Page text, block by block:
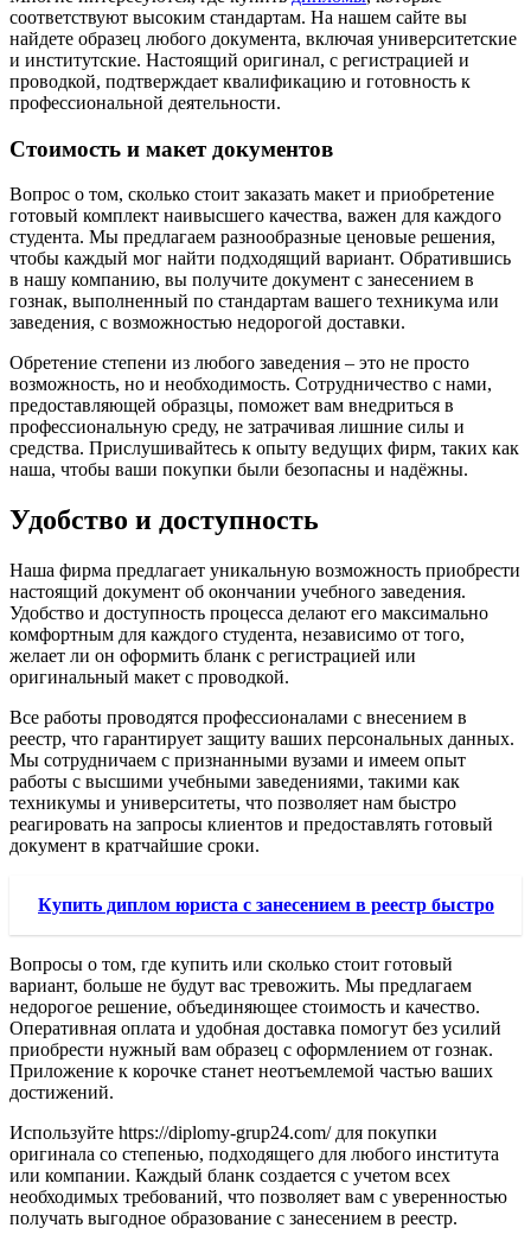
соответствуют высоким стандартам. На нашем сайте вы
найдете образец любого документа, включая университетские
и институтские. Настоящий оригинал, с регистрацией и
проводкой, подтверждает квалификацию и готовность к
профессиональной деятельности.
Стоимость и макет документов
Вопрос о том, сколько стоит заказать макет и приобретение
готовый комплект наивысшего качества, важен для каждого
студента. Мы предлагаем разнообразные ценовые решения,
чтобы каждый мог найти подходящий вариант. Обратившись
в нашу компанию, вы получите документ с занесением в
гознак, выполненный по стандартам вашего техникума или
заведения, с возможностью недорогой доставки.
Обретение степени из любого заведения – это не просто
возможность, но и необходимость. Сотрудничество с нами,
предоставляющей образцы, поможет вам внедриться в
профессиональную среду, не затрачивая лишние силы и
средства. Прислушивайтесь к опыту ведущих фирм, таких как
наша, чтобы ваши покупки были безопасны и надёжны.
Удобство и доступность
Наша фирма предлагает уникальную возможность приобрести
настоящий документ об окончании учебного заведения.
Удобство и доступность процесса делают его максимально
комфортным для каждого студента, независимо от того,
желает ли он оформить бланк с регистрацией или
оригинальный макет с проводкой.
Все работы проводятся профессионалами с внесением в
реестр, что гарантирует защиту ваших персональных данных.
Мы сотрудничаем с признанными вузами и имеем опыт
работы с высшими учебными заведениями, такими как
техникумы и университеты, что позволяет нам быстро
реагировать на запросы клиентов и предоставлять готовый
документ в кратчайшие сроки.
Купить диплом юриста с занесением в реестр быстро
Вопросы о том, где купить или сколько стоит готовый
вариант, больше не будут вас тревожить. Мы предлагаем
недорогое решение, объединяющее стоимость и качество.
Оперативная оплата и удобная доставка помогут без усилий
приобрести нужный вам образец с оформлением от гознак.
Приложение к корочке станет неотъемлемой частью ваших
достижений.
Используйте https://diplomy-grup24.com/ для покупки
оригинала со степенью, подходящего для любого института
или компании. Каждый бланк создается с учетом всех
необходимых требований, что позволяет вам с уверенностью
получать выгодное образование с занесением в реестр.